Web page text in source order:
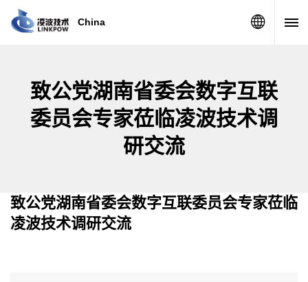
China
致公党湖南省委会数字互联
委员会专家莅临凌波技术调
研交流
致公党湖南省委会数字互联委员会专家莅临
凌波技术调研交流